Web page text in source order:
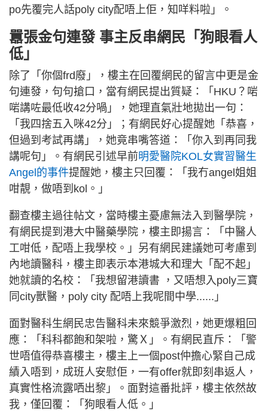
po先覆完人話poly city配唔上佢，知咩料啦」。
囂張金句連發 事主反串網民「狗眼看人
低」
除了「你個frd廢」，樓主在回覆網民的留言中更是金
句連發，句句搶口，當有網民提出質疑：「HKU？啱
啱講咗最低收42分喎」，她理直氣壯地拋出一句：
「我四捨五入咪42分」；有網民好心提醒她「恭喜，
但過到考試再講」，她竟串嘴答道：「你入到再同我
講呢句」。有網民引述早前明愛醫院KOL女實習醫生
Angel的事件提醒她，樓主只回覆：「我冇angel姐姐
咁靚，做唔到kol。」
翻查樓主過往帖文，當時樓主憂慮無法入到醫學院，
有網民提到港大中醫藥學院，樓主即揚言：「中醫人
工咁低，配唔上我學校。」另有網民建議她可考慮到
內地讀醫科，樓主即表示本港城大和理大「配不起」
她就讀的名校：「我想留港讀書 ，又唔想入poly三寶
同city獸醫，poly city 配唔上我呢間中學......」
面對醫科生網民忠告醫科未來競爭激烈，她更爆粗回
應：「科科都飽和架啦，驚Ｘ」。有網民直斥：「警
世唔值得恭喜樓主，樓主上一個post仲擔心緊自己成
績入唔到，成班人安慰佢，一有offer就即刻串返人，
真實性格流露哂出黎」。面對這番批評，樓主依然故
我，僅回覆：「狗眼看人低。」